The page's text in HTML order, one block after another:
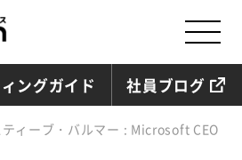
ングガイド 社員ブログ
ティーブ・バルマー : Microsoft CEOと